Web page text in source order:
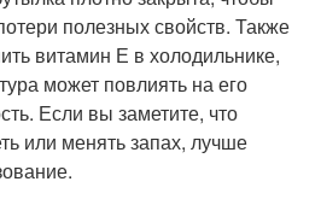
полезных свойств. Также
витамин Е в холодильнике,
может повлиять на его
Если вы заметите, что
или менять запах, лучше